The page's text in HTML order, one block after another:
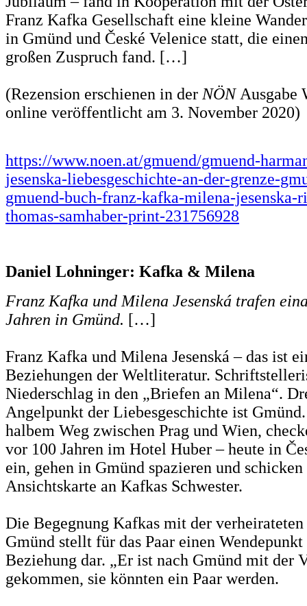
Franz Kafka Gesellschaft eine kleine
in Gmünd und České Velenice statt, die
großen Zuspruch fand. […]
(Rezension erschienen in der NÖNAusgabe
online veröffentlicht am 3. November 2020)
https://www.noen.at/gmuend/gmuend-
jesenska-liebesgeschichte-an-der-grenze-
gmuend-buch-franz-kafka-milena-jesenska-
thomas-samhaber-print-231756928
Daniel Lohninger: Kafka & Milena
Franz Kafka und Milena Jesenská trafen
Jahren in Gmünd. […]
Franz Kafka und Milena Jesenská – das ist
Beziehungen der Weltliteratur.
Niederschlag in den „Briefen an Milena“.
Angelpunkt der Liebesgeschichte ist
halbem Weg zwischen Prag und Wien,
vor 100 Jahren im Hotel Huber – heute in
ein, gehen in Gmünd spazieren und schicken
Ansichtskarte an Kafkas Schwester.
Die Begegnung Kafkas mit der
Gmünd stellt für das Paar einen
Beziehung dar. „Er ist nach Gmünd mit der
gekommen, sie könnten ein Paar werden.